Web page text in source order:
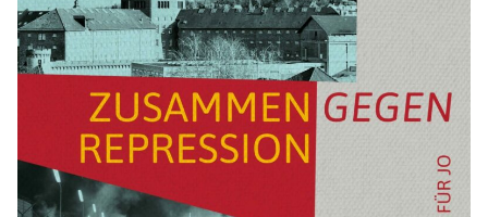
palästinensische Bewegung, wie z.B. die
Gefangenensolidaritätsorganisation Samidoun, die vom
Staat ins Visier […]